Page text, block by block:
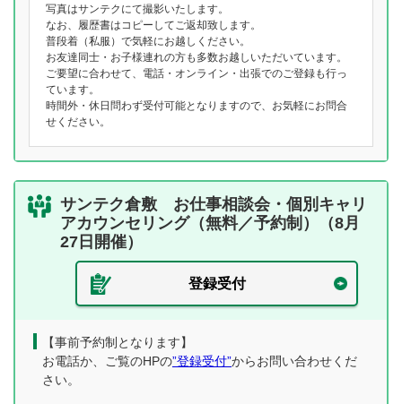
写真はサンテクにて撮影いたします。
なお、履歴書はコピーしてご返却致します。
普段着（私服）で気軽にお越しください。
お友達同士・お子様連れの方も多数お越しいただいています。
ご要望に合わせて、電話・オンライン・出張でのご登録も行っ
ています。
時間外・休日問わず受付可能となりますので、お気軽にお問合
せください。
サンテク倉敷 お仕事相談会・個別キャリ
アカウンセリング（無料／予約制）（8月
27日開催）
登録受付
【事前予約制となります】
お電話か、ご覧のHPの”登録受付”からお問い合わせくだ
さい。